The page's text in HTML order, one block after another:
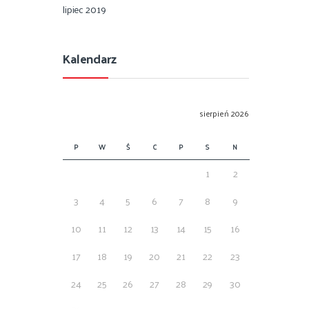
lipiec 2019
Kalendarz
sierpień 2026
P W Ś C P S N
1
2
3
4 5 6 7 8
9
10
11 12 13 14 15
16
17
18 19 20 21 22
23
24
25 26 27 28 29
30